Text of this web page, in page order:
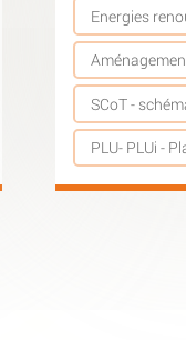
Energies
SCoT -
PLU- PLUi -